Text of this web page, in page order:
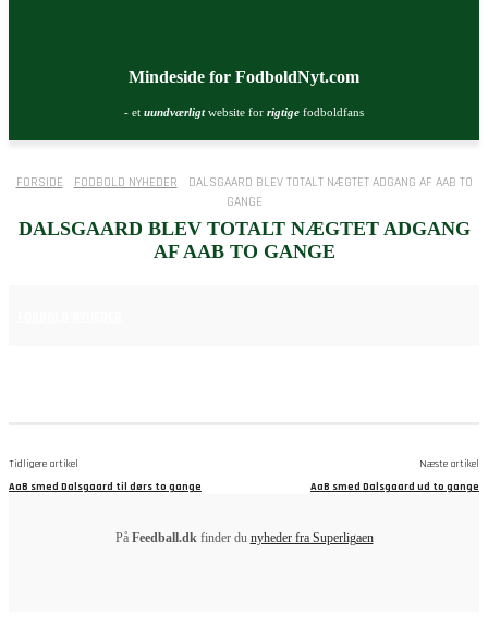
Mindeside for FodboldNyt.com
- et uundværligtwebsite for rigtige fodboldfans
FORSIDE FODBOLD NYHEDER
DALSGAARD BLEV TOTALT NÆGTET ADGANG AF AAB TO
GANGE
DALSGAARD BLEV TOTALT NÆGTET ADGANG
AF AAB TO GANGE
Tidligere artikel
AaB smed Dalsgaard til dørs to gange
Næste artikel
AaB smed Dalsgaard ud to gange
På Feedball.dkfinder du nyheder fra Superligaen